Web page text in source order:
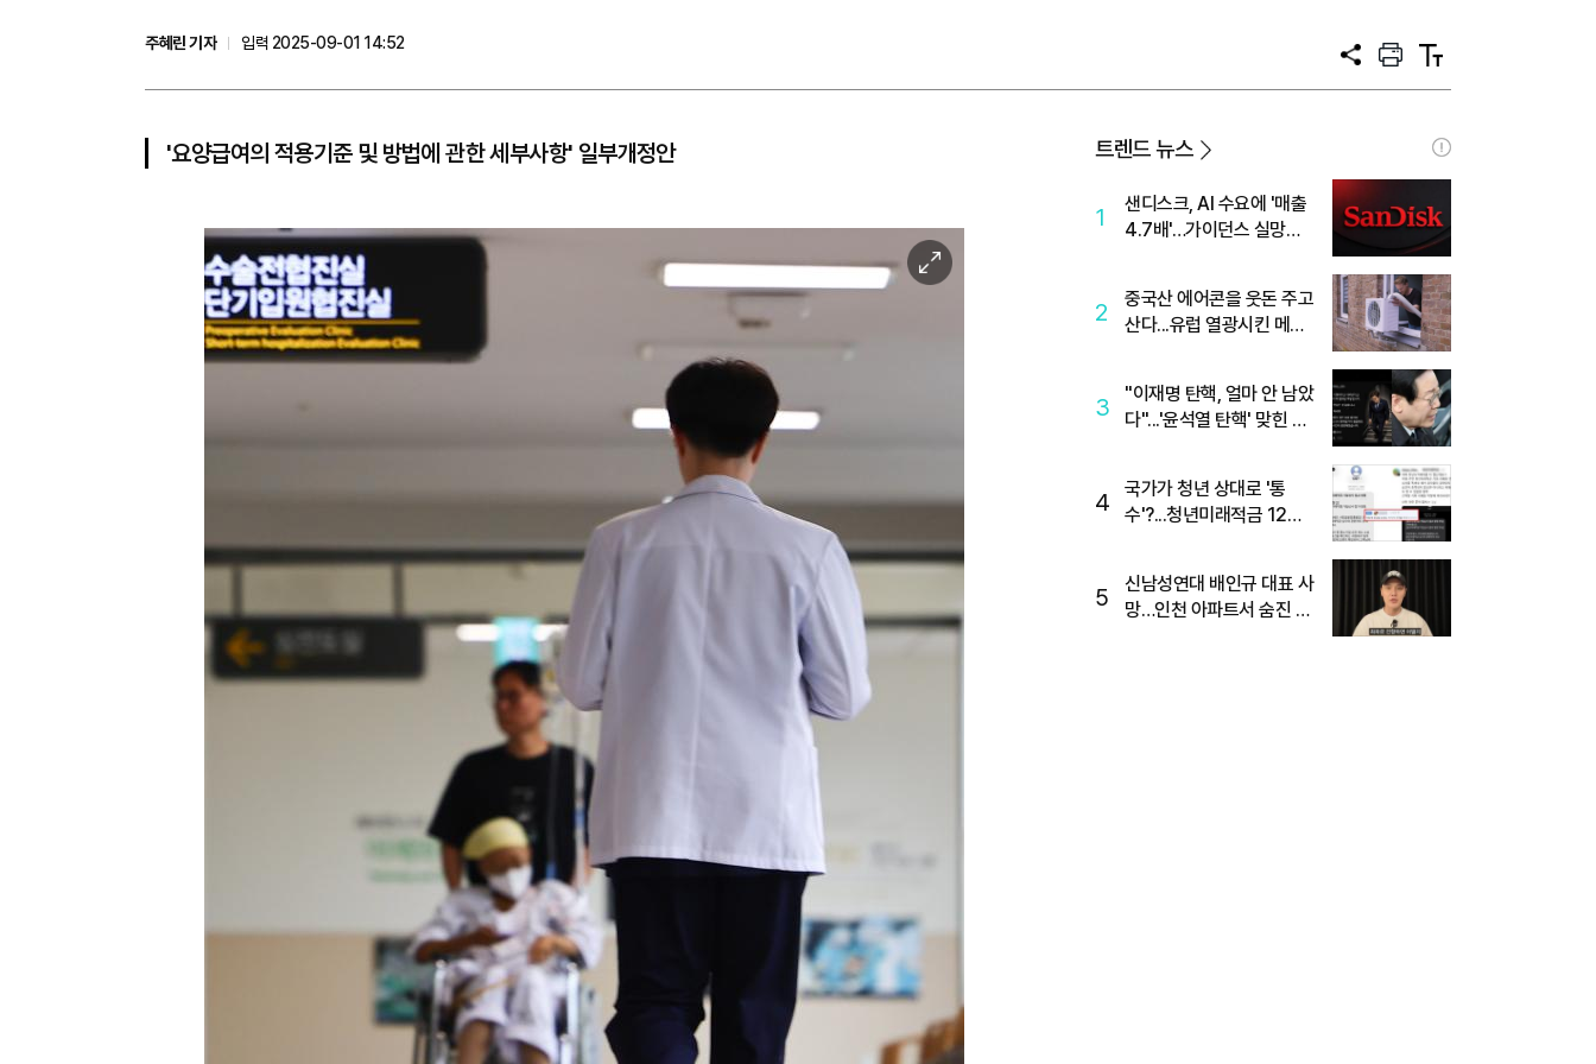
주혜린 기자
입력 2025-09-01 14:52
공
프
트
텍
트
'요양급여의 적용기준 및 방법에 관한 세부사항' 일부개정안
이
미
트렌드 뉴스
1
샌디스크, AI 수요에 '매출
4.7배'…가이던스 실망에
2
중국산 에어콘을 웃돈 주고
산다...유럽 열광시킨 메이
3
"이재명 탄핵, 얼마 안 남았
다"...'윤석열 탄핵' 맞힌 무
4
국가가 청년 상대로 '통
수'?...청년미래적금 12%
5
신남성연대 배인규 대표 사
망…인천 아파트서 숨진 채